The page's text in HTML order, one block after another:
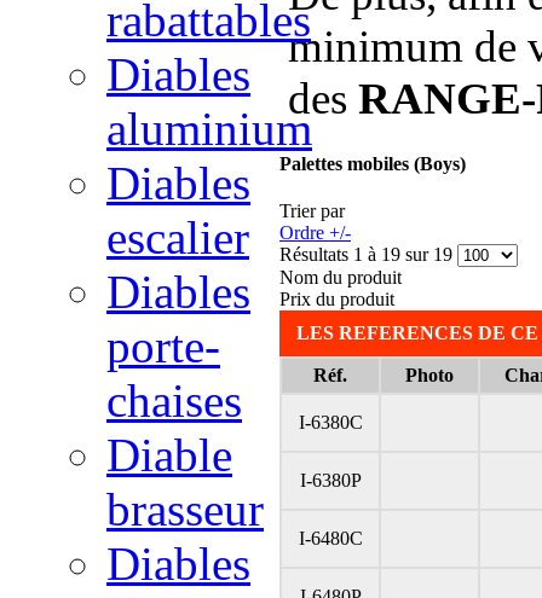
minimum de
des
Palettes mobiles (Boys)
Trier par
Ordre +/-
Résultats 1 à 19 sur 19
Nom du produit
Prix du produit
LES REFERENCES DE
Réf. Photo
I-6380C
I-6380P
I-6480C
rabattables
Diables
aluminium
Diables
escalier
Diables
porte-
chaises
Diable
brasseur
Diables